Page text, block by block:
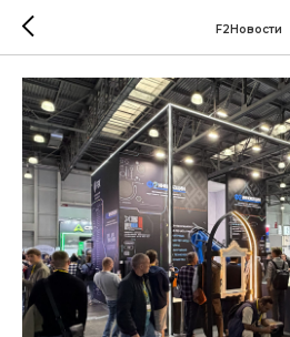
F2Новости